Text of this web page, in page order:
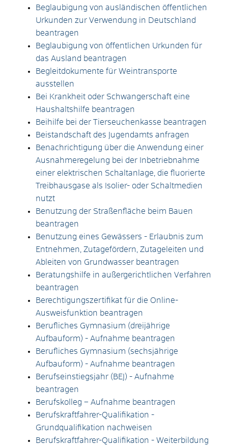
Beglaubigung von ausländischen öffentlichen
Urkunden zur Verwendung in Deutschland
beantragen
Beglaubigung von öffentlichen Urkunden für
das Ausland beantragen
Begleitdokumente für Weintransporte
ausstellen
Bei Krankheit oder Schwangerschaft eine
Haushaltshilfe beantragen
Beihilfe bei der Tierseuchenkasse beantragen
Beistandschaft des Jugendamts anfragen
Benachrichtigung über die Anwendung einer
Ausnahmeregelung bei der Inbetriebnahme
einer elektrischen Schaltanlage, die fluorierte
Treibhausgase als Isolier- oder Schaltmedien
nutzt
Benutzung der Straßenfläche beim Bauen
beantragen
Benutzung eines Gewässers - Erlaubnis zum
Entnehmen, Zutagefördern, Zutageleiten und
Ableiten von Grundwasser beantragen
Beratungshilfe in außergerichtlichen Verfahren
beantragen
Berechtigungszertifikat für die Online-
Ausweisfunktion beantragen
Berufliches Gymnasium (dreijährige
Aufbauform) - Aufnahme beantragen
Berufliches Gymnasium (sechsjährige
Aufbauform) - Aufnahme beantragen
Berufseinstiegsjahr (BEJ) - Aufnahme
beantragen
Berufskolleg – Aufnahme beantragen
Berufskraftfahrer-Qualifikation -
Grundqualifikation nachweisen
Berufskraftfahrer-Qualifikation - Weiterbildung